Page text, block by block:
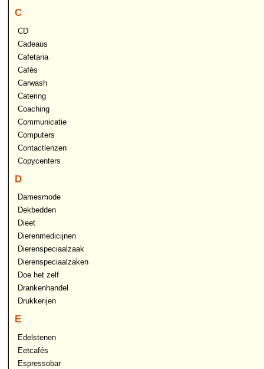
C
CD
Cadeaus
Cafetaria
Cafés
Carwash
Catering
Coaching
Communicatie
Computers
Contactlenzen
Copycenters
D
Damesmode
Dekbedden
Dieet
Dierenmedicijnen
Dierenspeciaalzaak
Dierenspeciaalzaken
Doe het zelf
Drankenhandel
Drukkerijen
E
Edelstenen
Eetcafés
Espressobar